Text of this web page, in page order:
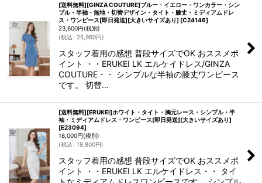
[送料無料][GINZA COUTURE]ブルー・イエロー・ワンカラー・シン
プル・半袖・無地・切替デザイン・タイト・膝丈・ミディアムドレ
ス・ワンピース[即日発送][大きいサイズあり] [C24146]
23,600円(税別)
(税込 : 25,960円)
スタッフ着用の感想 普段サイズでOK おススメポ
イント ・・ERUKEI LK エルケイドレス/GINZA
COUTURE・・ シンプルな半袖の膝丈ワンピース
です。 切替…
[送料無料][ERUKEI]ホワイト・タイト・胸元レース・シンプル・半
袖・ミディアムドレス・ワンピース[即日発送][大きいサイズあり]
[E23094]
18,000円(税別)
(税込 : 19,800円)
スタッフ着用の感想 普段サイズでOK おススメポ
イント ・・ERUKEI LK エルケイドレス・・ タイ